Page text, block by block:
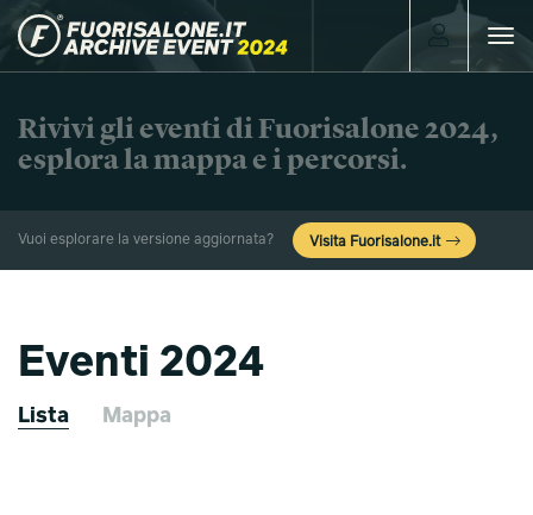
Toggle
Rivivi gli eventi di Fuorisalone 2024,
esplora la mappa e i percorsi.
Vuoi esplorare la versione aggiornata? Visita Fuorisalone.it
Eventi 2024
Lista Mappa